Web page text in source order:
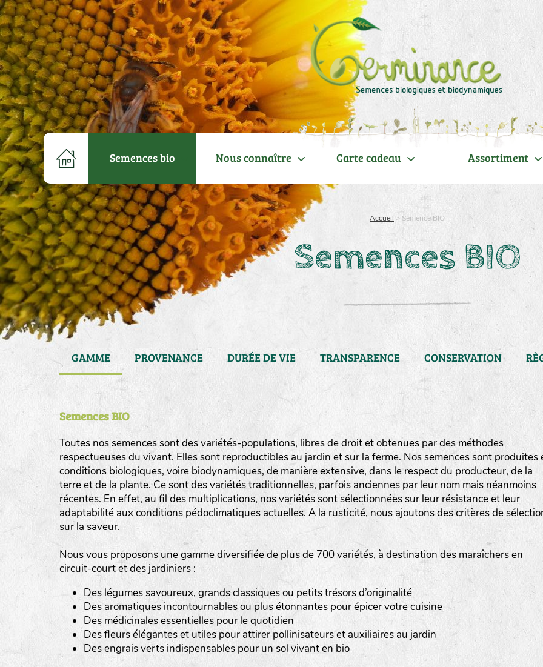
Semences bio Nous connaître Carte cadeau Assortiment
Accueil > Semence BIO
Semences BIO
GAMME PROVENANCE DURÉE DE VIE TRANSPARENCE CONSERVATION
Semences BIO
Toutes nos semences sont des variétés-populations, libres de droit et obtenues par des méthodes
respectueuses du vivant. Elles sont reproductibles au jardin et sur la ferme. Nos semences sont produites
conditions biologiques, voire biodynamiques, de manière extensive, dans le respect du producteur, de la
terre et de la plante. Ce sont des variétés traditionnelles, parfois anciennes par leur nom mais néanmoins
récentes. En effet, au fil des multiplications, nos variétés sont sélectionnées sur leur résistance et leur
adaptabilité aux conditions pédoclimatiques actuelles. A la rusticité, nous ajoutons des critères de
sur la saveur.
Nous vous proposons une gamme diversifiée de plus de 700 variétés, à destination des maraîchers en
circuit-court et des jardiniers :
Des légumes savoureux, grands classiques ou petits trésors d’originalité
Des aromatiques incontournables ou plus étonnantes pour épicer votre cuisine
Des médicinales essentielles pour le quotidien
Des fleurs élégantes et utiles pour attirer pollinisateurs et auxiliaires au jardin
Des engrais verts indispensables pour un sol vivant en bio
LA RÉFÉRENCE :F BEL20BPA1A (en haut à
F : Fleurs.
Les autres catégories étant :
E
: Engrais vert
L: Légumes
A: Aromatiques
BEL : Code de la variété
(Ici Belle de nuit)
20 : Année de récolte
(ici 2020)
haies
zone sauvage
mare
tas de compost
fleurs
animaux domestiques
animaux sauvages
biodiversité cultivée